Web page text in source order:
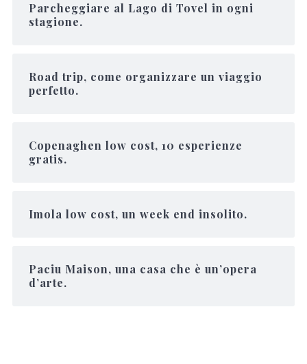
Parcheggiare al Lago di Tovel in ogni
stagione.
Road trip, come organizzare un viaggio
perfetto.
Copenaghen low cost, 10 esperienze
gratis.
Imola low cost, un week end insolito.
Paciu Maison, una casa che è un’opera
d’arte.